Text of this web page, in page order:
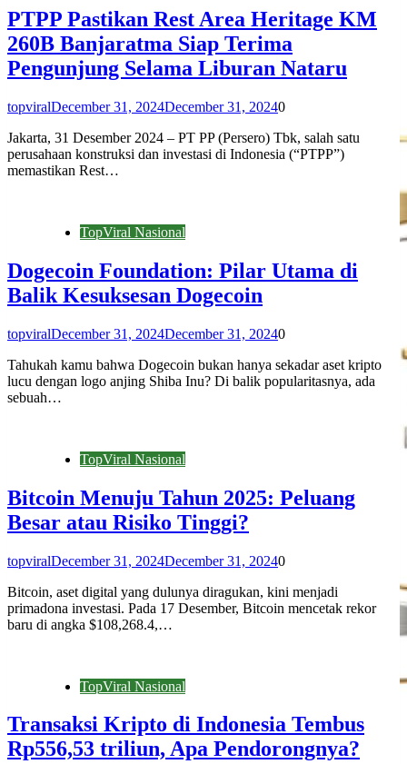
PTPP Pastikan Rest Area Heritage KM
260B Banjaratma Siap Terima
Pengunjung Selama Liburan Nataru
topviralDecember 31, 2024December 31, 20240
Jakarta, 31 Desember 2024 – PT PP (Persero) Tbk, salah satu
perusahaan konstruksi dan investasi di Indonesia (“PTPP”)
memastikan Rest…
TopViral Nasional
Dogecoin Foundation: Pilar Utama di
Balik Kesuksesan Dogecoin
topviralDecember 31, 2024December 31, 20240
Tahukah kamu bahwa Dogecoin bukan hanya sekadar aset kripto
lucu dengan logo anjing Shiba Inu? Di balik popularitasnya, ada
sebuah…
TopViral Nasional
Bitcoin Menuju Tahun 2025: Peluang
Besar atau Risiko Tinggi?
topviralDecember 31, 2024December 31, 20240
Bitcoin, aset digital yang dulunya diragukan, kini menjadi
primadona investasi. Pada 17 Desember, Bitcoin mencetak rekor
baru di angka $108,268.4,…
TopViral Nasional
Transaksi Kripto di Indonesia Tembus
Rp556,53 triliun, Apa Pendorongnya?